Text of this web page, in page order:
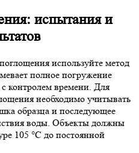
испытания и
используйте метод
полное погружение
контролем времени. Для
необходимо учитывать
образца и последующее
воды. Объекты должны
105 °C до постоянной